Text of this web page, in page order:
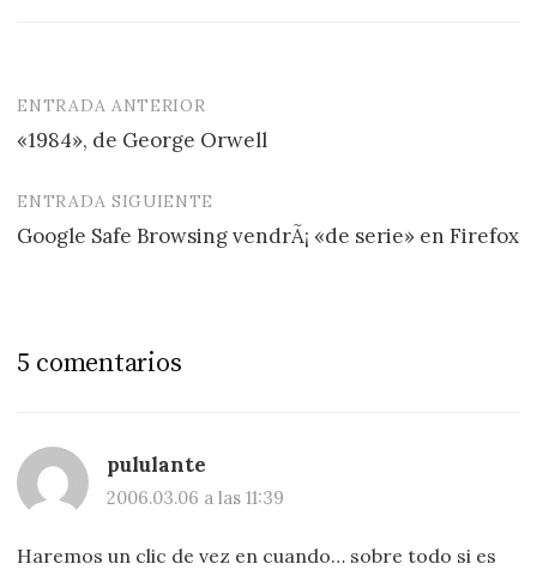
Navegación
de
entradas
ENTRADA ANTERIOR
«1984», de George Orwell
ENTRADA SIGUIENTE
Google Safe Browsing vendrÃ¡ «de serie» en Firefox
5 comentarios
pululante
2006.03.06 a las 11:39
Haremos un clic de vez en cuando… sobre todo si es